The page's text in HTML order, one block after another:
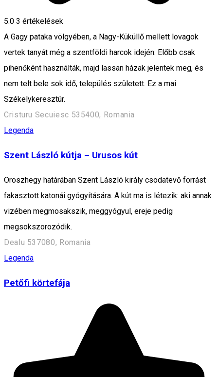
5.0 3 értékelések
A Gagy pataka völgyében, a Nagy-Küküllő mellett lovagok
vertek tanyát még a szentföldi harcok idején. Előbb csak
pihenőként használták, majd lassan házak jelentek meg, és
nem telt bele sok idő, település született. Ez a mai
Székelykeresztúr.
Cristuru Secuiesc 535400, Romania
Legenda
Szent László kútja – Urusos kút
Oroszhegy határában Szent László király csodatevő forrást
fakasztott katonái gyógyítására. A kút ma is létezik: aki annak
vizében megmosakszik, meggyógyul, ereje pedig
megsokszorozódik.
Dealu 537080, Romania
Legenda
Petőfi körtefája